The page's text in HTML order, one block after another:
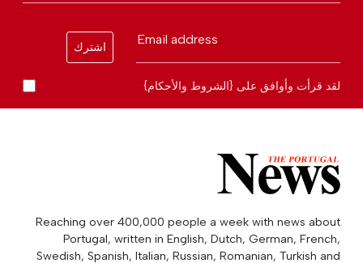
Email address
اشترك
لقد قرأت وأوافق على {الشروط والأحكام}
Reaching over 400,000 people a week with news about
Portugal, written in English, Dutch, German, French,
Swedish, Spanish, Italian, Russian, Romanian, Turkish and